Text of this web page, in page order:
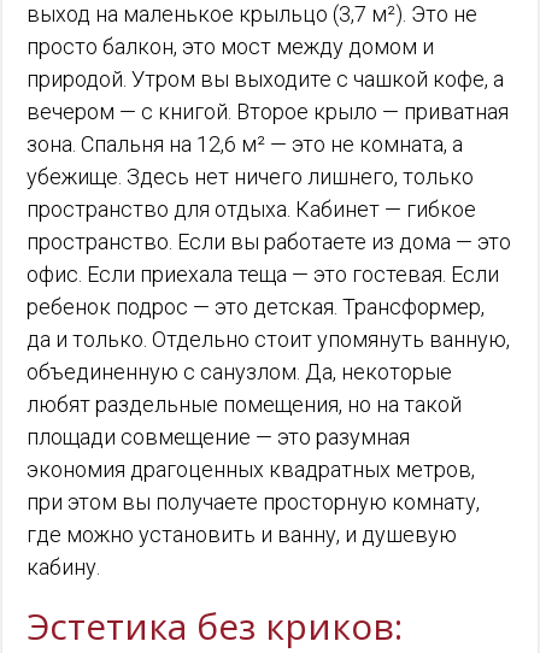
выход на маленькое крыльцо (3,7 м²). Это не
просто балкон, это мост между домом и
природой. Утром вы выходите с чашкой кофе, а
вечером — с книгой. Второе крыло — приватная
зона. Спальня на 12,6 м² — это не комната, а
убежище. Здесь нет ничего лишнего, только
пространство для отдыха. Кабинет — гибкое
пространство. Если вы работаете из дома — это
офис. Если приехала теща — это гостевая. Если
ребенок подрос — это детская. Трансформер,
да и только. Отдельно стоит упомянуть ванную,
объединенную с санузлом. Да, некоторые
любят раздельные помещения, но на такой
площади совмещение — это разумная
экономия драгоценных квадратных метров,
при этом вы получаете просторную комнату,
где можно установить и ванну, и душевую
кабину.
Эстетика без криков: